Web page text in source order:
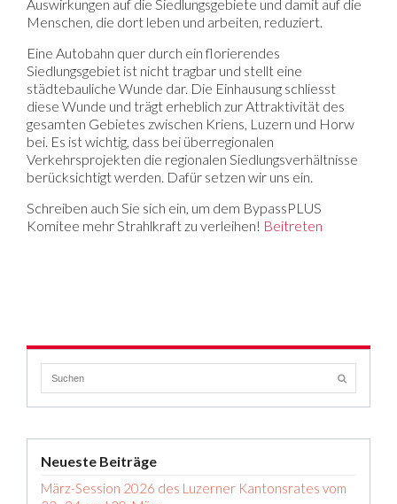
Auswirkungen auf die Siedlungsgebiete und damit auf die
Menschen, die dort leben und arbeiten, reduziert.
Eine Autobahn quer durch ein florierendes
Siedlungsgebiet ist nicht tragbar und stellt eine
städtebauliche Wunde dar. Die Einhausung schliesst
diese Wunde und trägt erheblich zur Attraktivität des
gesamten Gebietes zwischen Kriens, Luzern und Horw
bei. Es ist wichtig, dass bei überregionalen
Verkehrsprojekten die regionalen Siedlungsverhältnisse
berücksichtigt werden. Dafür setzen wir uns ein.
Schreiben auch Sie sich ein, um dem BypassPLUS
Komitee mehr Strahlkraft zu verleihen! Beitreten
Neueste Beiträge
März-Session 2026 des Luzerner Kantonsrates vom